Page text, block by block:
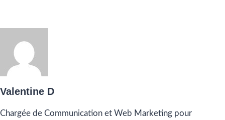
Valentine D
Chargée de Communication et Web Marketing pour